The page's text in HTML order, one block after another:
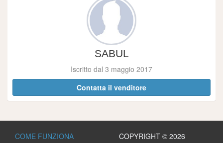
SABUL
Iscritto dal 3 maggio 2017
Contatta il venditore
COME FUNZIONA
COPYRIGHT © 2026